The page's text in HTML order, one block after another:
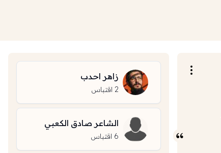
زاهر احدب
2 اقتباس
الشاعر صادق الكعبي
6 اقتباس